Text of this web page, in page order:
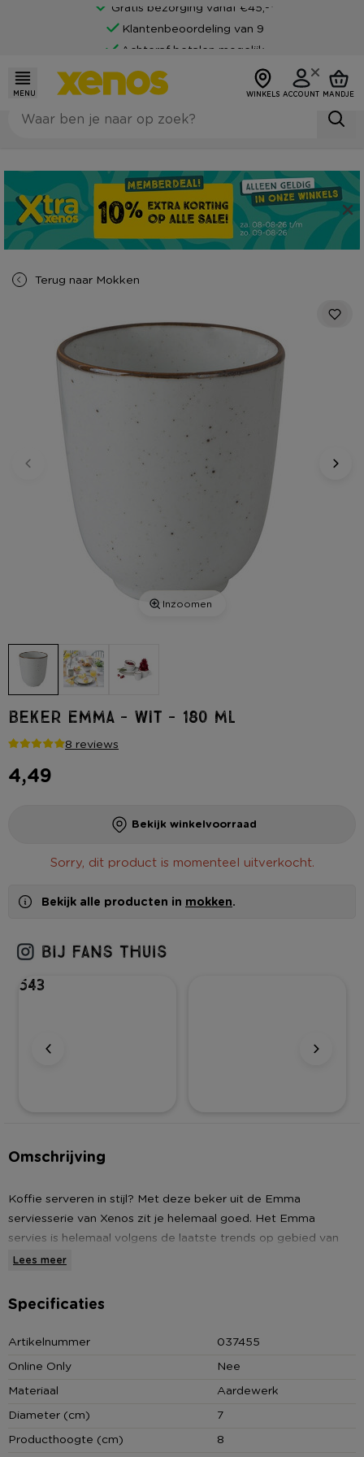
Gratis bezorging vanaf €45,-*
Klantenbeoordeling van 9
Achteraf betalen mogelijk
MENU WINKELS ACCOUNT MANDJE
Terug naar Mokken
Inzoomen
Beker Emma - wit - 180 ml
8 reviews
4,49
Bekijk winkelvoorraad
Sorry, dit product is momenteel uitverkocht.
Bekijk alle producten in mokken.
543
Omschrijving
Koffie serveren in stijl? Met deze beker uit de Emma
serviesserie van Xenos zit je helemaal goed. Het Emma
servies is helemaal volgens de laatste trends op gebied van
tafelen. Het servies is uitgevoerd in bijzondere, mooie kleuren
uiterlijk. Elk item in deze serviesserie is uniek! De Emma beker
heeft een witte kleur en een bruine rand. De beker is gemaakt
van aardewerk en heeft een inhoud van 180 ml.
Lees meer
Specificaties
Artikelnummer
037455
Online Only
Nee
Materiaal
Aardewerk
Diameter (cm)
7
Producthoogte (cm)
8